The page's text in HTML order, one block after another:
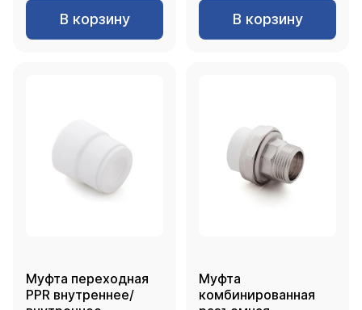
В корзину В корзину
Муфта переходная
PPR внутреннее/
Муфта
комбинированная